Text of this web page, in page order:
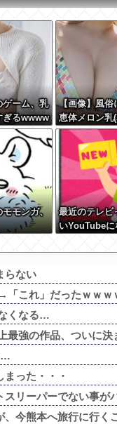
ゲーム、乳
ぎるwwww
【画像】風俗
恵体メロン乳
まう奴
モモンガ、
最近のテレビ
いYouTubeに
らない
「これ」だったｗｗｗ
くなる…
最強の作品、ついに決
…
まった・・・
スリーパーでない事が
今熊本へ旅行に行く